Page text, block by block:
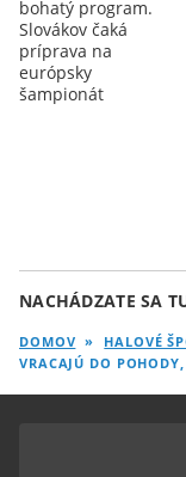
bohatý program.
Slovákov čaká
príprava na
európsky
šampionát
NACHÁDZATE SA
DOMOV » HALOVÉ
VRACAJÚ DO